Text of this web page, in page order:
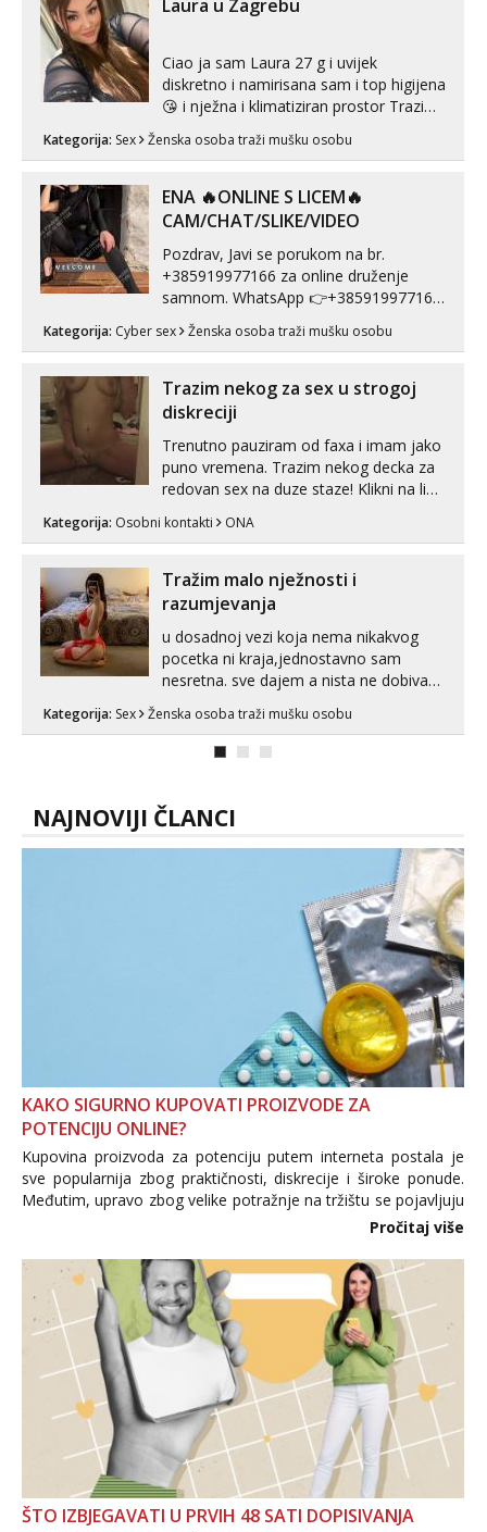
Laura u Zagrebu
Ciao ja sam Laura 27 g i uvijek
diskretno i namirisana sam i top higijena
😘 i nježna i klimatiziran prostor Trazim
Pusenje i gutanje sperme Erotsko rublje
tijelu Iskljucivo neradim analni !!! I
neljubim se Wha...
Kategorija: Sex Ženska osoba traži mušku osobu
ENA 🔥ONLINE S LICEM🔥
CAM/CHAT/SLIKE/VIDEO
Pozdrav, Javi se porukom na br.
+385919977166 za online druženje
samnom. WhatsApp 👉+385919977166
Telegram 👉@enafriedrichkis Radim
videopozive s licem, solo i s partnerom,
kombinacije halteri, haljine, štikle,
samostojeće itd. Nudim svakakva videa
seksa, puš...
Kategorija: Cyber sex Ženska osoba traži mušku osobu
Trazim nekog za sex u strogoj
diskreciji
Trenutno pauziram od faxa i imam jako
puno vremena. Trazim nekog decka za
redovan sex na duze staze! Klikni na link
Kategorija: Osobni kontakti ONA
Tražim malo nježnosti i
razumjevanja
u dosadnoj vezi koja nema nikakvog
pocetka ni kraja,jednostavno sam
nesretna. sve dajem a nista ne dobivam
zadovoljiti moje potrebe,ne trazim puno
samo malo njeznosti i razumjevanja.
muskar...
Kategorija: Sex Ženska osoba traži mušku osobu
NAJNOVIJI ČLANCI
KAKO SIGURNO KUPOVATI PROIZVODE ZA
POTENCIJU ONLINE?
Kupovina proizvoda za potenciju putem interneta postala je
sve popularnija zbog praktičnosti, diskrecije i široke ponude.
Međutim, upravo zbog velike potražnje na tržištu se pojavljuju
i brojni krivotvoreni proizvodi, nepouzdane internetske
Pročitaj više
ŠTO IZBJEGAVATI U PRVIH 48 SATI DOPISIVANJA